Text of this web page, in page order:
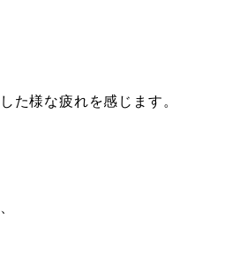
た様な疲れを感じます。